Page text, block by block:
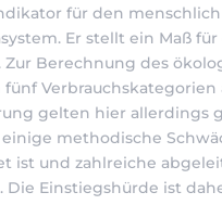
für den
Er stellt ein Maß
Berechnung des
gelten hier allerdings
methodische
ist und zahlreiche
Einstiegshürde ist